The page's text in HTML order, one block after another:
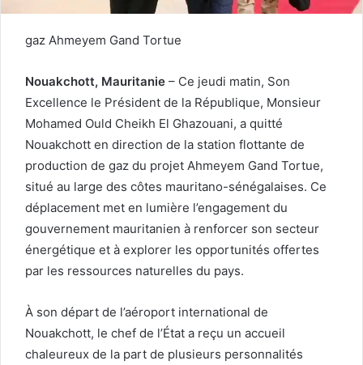
gaz Ahmeyem Gand Tortue
Nouakchott, Mauritanie – Ce jeudi matin, Son
Excellence le Président de la République, Monsieur
Mohamed Ould Cheikh El Ghazouani, a quitté
Nouakchott en direction de la station flottante de
production de gaz du projet Ahmeyem Gand Tortue,
situé au large des côtes mauritano-sénégalaises. Ce
déplacement met en lumière l’engagement du
gouvernement mauritanien à renforcer son secteur
énergétique et à explorer les opportunités offertes
par les ressources naturelles du pays.
À son départ de l’aéroport international de
Nouakchott, le chef de l’État a reçu un accueil
chaleureux de la part de plusieurs personnalités